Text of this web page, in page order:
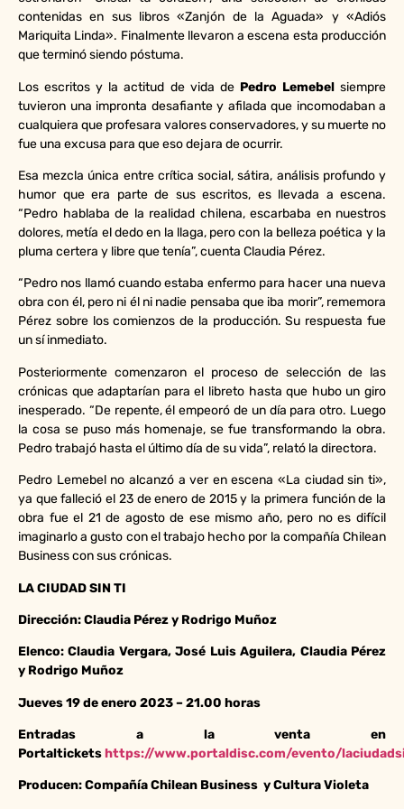
contenidas en sus libros «Zanjón de la Aguada» y «Adiós
Mariquita Linda». Finalmente llevaron a escena esta producción
que terminó siendo póstuma.
Los escritos y la actitud de vida de Pedro Lemebelsiempre
tuvieron una impronta desafiante y afilada que incomodaban a
cualquiera que profesara valores conservadores, y su muerte no
fue una excusa para que eso dejara de ocurrir.
Esa mezcla única entre crítica social, sátira, análisis profundo y
humor que era parte de sus escritos, es llevada a escena.
“Pedro hablaba de la realidad chilena, escarbaba en nuestros
dolores, metía el dedo en la llaga, pero con la belleza poética y la
pluma certera y libre que tenía”, cuenta Claudia Pérez.
“Pedro nos llamó cuando estaba enfermo para hacer una nueva
obra con él, pero ni él ni nadie pensaba que iba morir”, rememora
Pérez sobre los comienzos de la producción. Su respuesta fue
un sí inmediato.
Posteriormente comenzaron el proceso de selección de las
crónicas que adaptarían para el libreto hasta que hubo un giro
inesperado. “De repente, él empeoró de un día para otro. Luego
la cosa se puso más homenaje, se fue transformando la obra.
Pedro trabajó hasta el último día de su vida”, relató la directora.
Pedro Lemebel no alcanzó a ver en escena «La ciudad sin ti»,
ya que falleció el 23 de enero de 2015 y la primera función de la
obra fue el 21 de agosto de ese mismo año, pero no es difícil
imaginarlo a gusto con el trabajo hecho por la compañía Chilean
Business con sus crónicas.
LA CIUDAD SIN TI
Dirección: Claudia Pérez y Rodrigo Muñoz
Elenco: Claudia Vergara, José Luis Aguilera, Claudia Pérez
y Rodrigo Muñoz
Jueves 19 de enero 2023 – 21.00 horas
Entradas a la venta en
Portalticketshttps://www.portaldisc.com/evento/
Producen: Compañía Chilean Business y Cultura Violeta